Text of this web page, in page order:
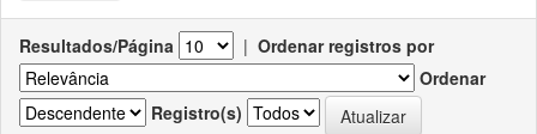
Resultados/Página | Ordenar registros por
Ordenar
Registro(s)